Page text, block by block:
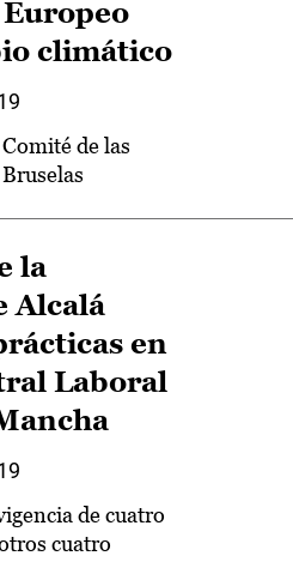
climático
de las
la
Alcalá
en
Laboral
de cuatro
cuatro